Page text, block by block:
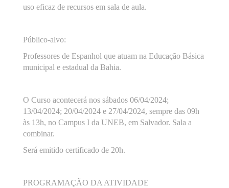
uso eficaz de recursos em sala de aula.
Público-alvo:
Professores de Espanhol que atuam na Educação Básica
municipal e estadual da Bahia.
O Curso acontecerá nos sábados 06/04/2024;
13/04/2024; 20/04/2024 e 27/04/2024, sempre das 09h
às 13h, no Campus I da UNEB, em Salvador. Sala a
combinar.
Será emitido certificado de 20h.
PROGRAMAÇÃO DA ATIVIDADE